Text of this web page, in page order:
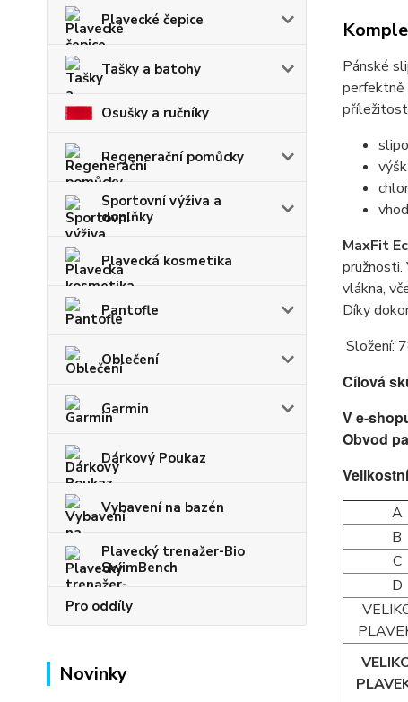
Plavecké čepice
Tašky a batohy
Osušky a ručníky
Regenerační pomůcky
Sportovní výživa a
doplňky
Plavecká kosmetika
Pantofle
Oblečení
Garmin
Dárkový Poukaz
Vybavení na bazén
Plavecký trenažer-Bio
SwimBench
Pro oddíly
Novinky
Pánské
perfektně
MaxFit
pružnosti.
vlákna,
Díky
Složení:
Cílová
V e-
Obvod
A
B
C
D